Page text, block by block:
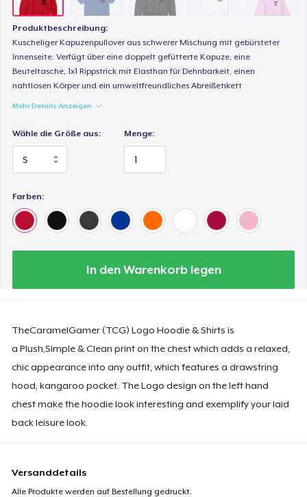
Produktbeschreibung:
Kuscheliger Kapuzenpullover aus schwerer Mischung mit gebürsteter
Innenseite. Verfügt über eine doppelt gefütterte Kapuze, eine
Beuteltasche, 1x1 Rippstrick mit Elasthan für Dehnbarkeit, einen
nahtlosen Körper und ein umweltfreundliches Abreißetikett
Mehr Details Anzeigen
Wähle die Größe aus: Menge:
Farben:
In den Warenkorb legen
TheCaramelGamer (TCG) Logo Hoodie & Shirts is
a Plush,Simple & Clean print on the chest which adds a relaxed,
chic appearance into any outfit, which features a drawstring
hood, kangaroo pocket. The Logo design on the left hand
chest make the hoodie look interesting and exemplify your laid
back leisure look.
Versanddetails
Alle Produkte werden auf Bestellung gedruckt.